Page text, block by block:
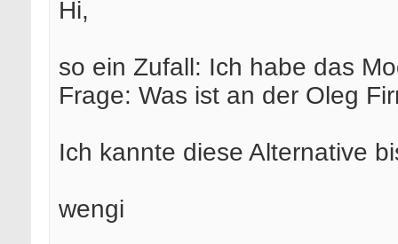
Hi,
so ein Zufall: Ich habe das
Frage: Was ist an der Oleg
Ich kannte diese Alternative
wengi